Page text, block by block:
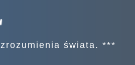
świata. ***